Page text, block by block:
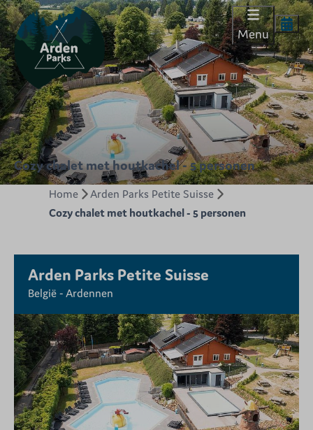
Menu
Cozy chalet met houtkachel - 5 personen
Home
Arden Parks Petite Suisse
Cozy chalet met houtkachel - 5 personen
Arden Parks Petite Suisse
België - Ardennen